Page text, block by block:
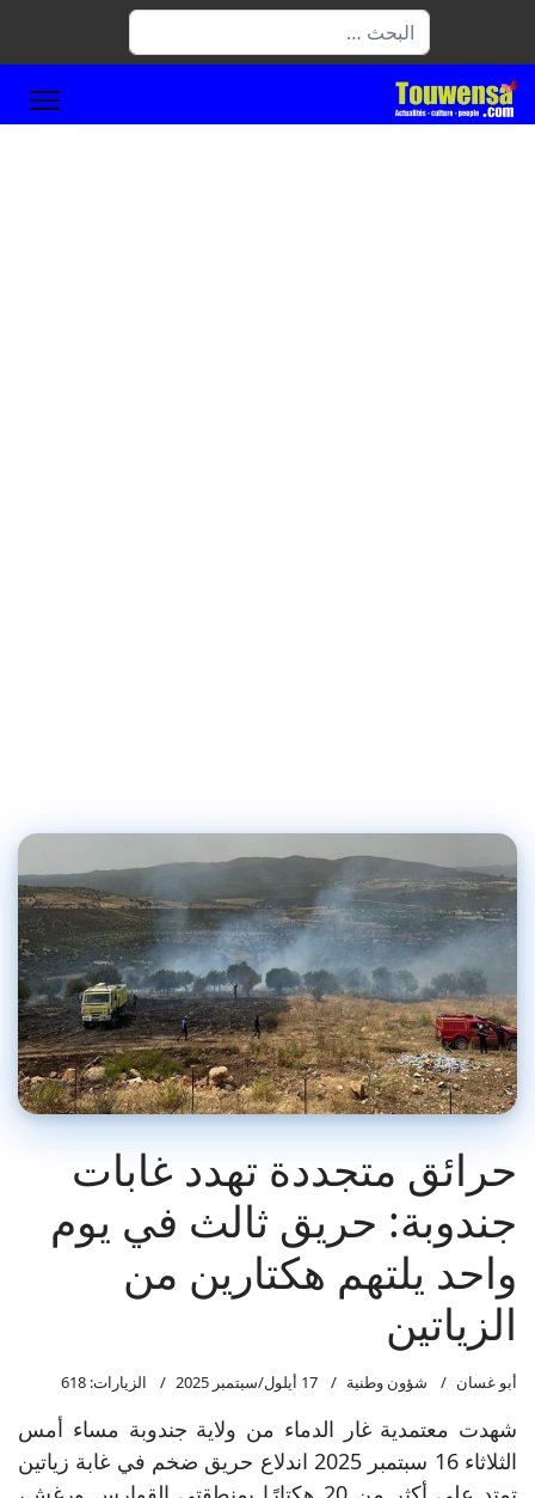
البحث
حرائق متجددة تهدد غابات
جندوبة: حريق ثالث في يوم
واحد يلتهم هكتارين من
الزياتين
أبو غسان شؤون وطنية 17 أيلول/سبتمبر 2025 الزيارات: 618
شهدت معتمدية غار الدماء من ولاية جندوبة مساء أمس
الثلاثاء 16 سبتمبر 2025 اندلاع حريق ضخم في غابة زياتين